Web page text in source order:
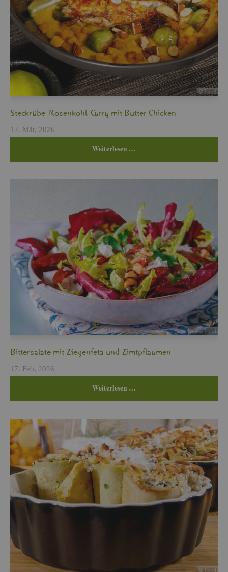
Steck­rü­be-Ro­sen­kohl-Curry mit But­ter Chi­cken
12. Mär, 2026
Wei­ter­le­sen …
Bit­ter­sa­la­te mit Zie­gen­fe­ta und Zimt­pflau­men
17. Feb, 2026
Wei­ter­le­sen …